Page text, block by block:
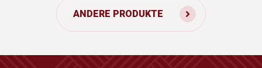
ANDERE PRODUKTE